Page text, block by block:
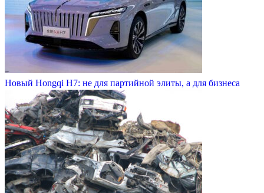
Новый Hongqi H7: не для партийной элиты, а для бизнеса